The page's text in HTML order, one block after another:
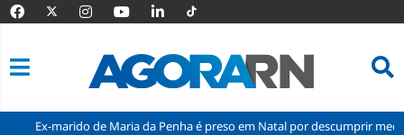
de Maria da Penha é preso em Natal por descumprir medida protetiva